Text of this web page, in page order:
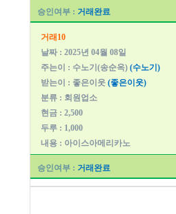
승인여부 : 거래완료
거래10
날짜 : 2025년 04월 08일
주는이 : 수노기(송순옥) (수노기)
받는이 : 좋은이웃 (좋은이웃)
분류 : 회원업소
현금 : 2,500
두루 : 1,000
내용 : 아이스아메리카노
승인여부 : 거래완료